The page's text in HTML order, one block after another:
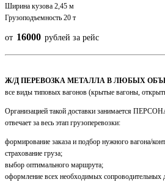
Ширина кузова 2,45 м
Грузоподъемность 20 т
от 16000 рублей за рейс
Ж/Д ПЕРЕВОЗКА МЕТАЛЛА В ЛЮБЫХ
все виды типовых вагонов (крытые вагоны,
Организацией такой доставки занимается
отвечает за весь этап грузоперевозки:
формирование заказа и подбор нужного вагона/
страхование груза;
выбор оптимального маршрута;
оформление всех необходимых сопроводительных